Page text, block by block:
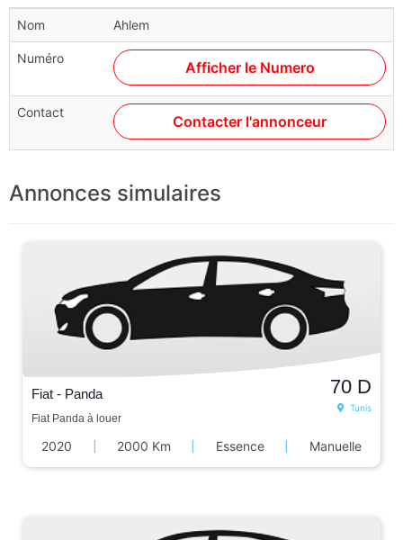
Nom Ahlem
Numéro
Afficher le Numero
Contact
Contacter l'annonceur
Annonces simulaires
Fiat - Panda
Fiat Panda à louer
70 D
Tunis
2020 2000 Km Essence Manuelle